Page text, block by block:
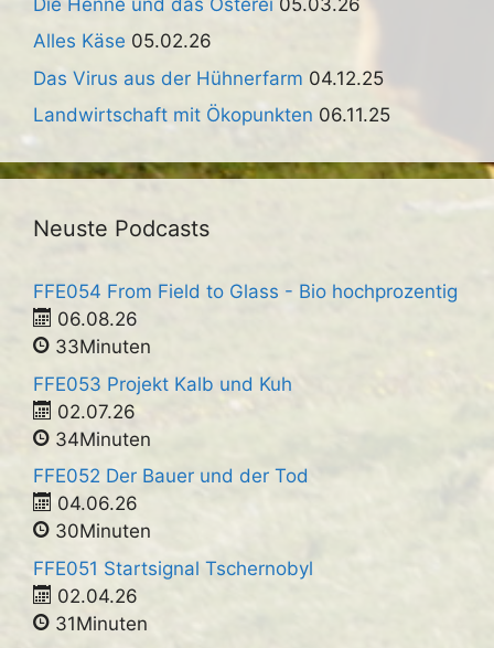
Alles Käse 05.02.26
Das Virus aus der Hühnerfarm 04.12.25
Landwirtschaft mit Ökopunkten 06.11.25
Neuste Podcasts
FFE054 From Field to Glass - Bio hochprozentig
06.08.26
33Minuten
FFE053 Projekt Kalb und Kuh
02.07.26
34Minuten
FFE052 Der Bauer und der Tod
04.06.26
30Minuten
FFE051 Startsignal Tschernobyl
02.04.26
31Minuten